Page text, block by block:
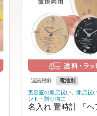
連続秒針
電池別
美容室の新店祝い、開店祝
ント・贈り物に
名入れ 置時計 「ヘ